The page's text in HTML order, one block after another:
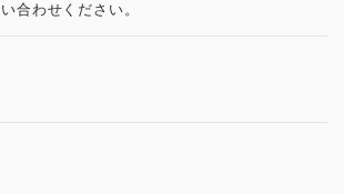
合わせください。